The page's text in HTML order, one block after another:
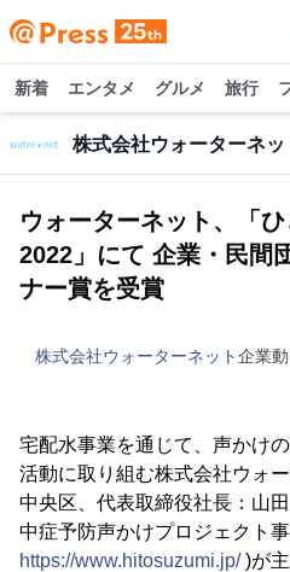
新着 エンタメ グルメ 旅行
株式会社ウォーターネッ
ウォーターネット、「
2022」にて 企業・民間
ナー賞を受賞
株式会社ウォーターネット企業
宅配水事業を通じて、声かけ
活動に取り組む株式会社ウォ
中央区、代表取締役社長：山
中症予防声かけプロジェクト
https://www.hitosuzumi.jp/)が主